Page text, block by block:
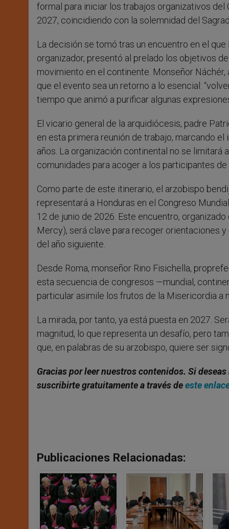
formal para iniciar los trabajos organizativos
2027, coincidiendo con la solemnidad del
La decisión se tomó tras un encuentro en el
organizador, presentó al prelado los objetivos
movimiento en el continente. Monseñor
que el evento sea un retorno a lo esencial:
tiempo que animó a purificar algunas
El vicario general de la arquidiócesis, padre
en esta primera reunión de trabajo, marcando
años. La organización continental no se limitará
comunidades para acoger a los participantes de
Como parte de este itinerario, el arzobispo
representará a Honduras en el Congreso
12 de junio de 2026. Este encuentro,
Mercy), será clave para recoger orientaciones
del año siguiente.
Desde Roma, monseñor Rino Fisichella,
esta secuencia de congresos —mundial,
particular asimile los frutos de la Misericordia a
La mirada, por tanto, ya está puesta en 2027.
magnitud, lo que representa un desafío, pero
que, en palabras de su arzobispo, quiere ser
Gracias por leer nuestros contenidos. Si
suscribirte gratuitamente a través deeste
Publicaciones Relacionadas: